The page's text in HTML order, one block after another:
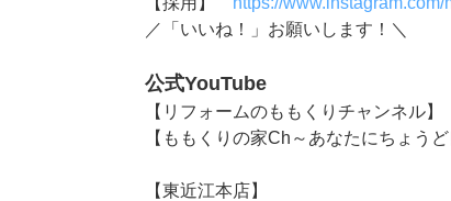
／「いいね！」お願いします！＼
公式YouTube
【リフォームのももくりチャンネル】
【ももくりの家Ch～あなたにちょう
【東近江本店】